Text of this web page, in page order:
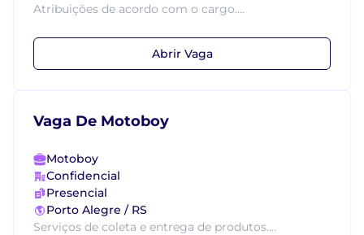
Atribuições de acordo com o cargo....
Abrir Vaga
Vaga De Motoboy
Motoboy
Confidencial
Presencial
Porto Alegre / RS
Serviços de coleta e entrega de produtos....